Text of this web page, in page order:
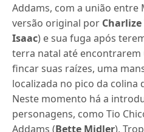
Addams, com a união entre
versão original por
Isaac) e sua fuga após
terra natal até
fincar suas raízes, uma
localizada no pico da colina
Neste momento há a
personagens, como Tio
Addams (Bette Midler),